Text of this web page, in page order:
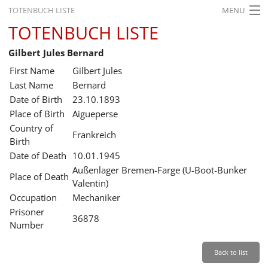
TOTENBUCH LISTE MENU
STARTSEITE
AUSSTELLUNGEN
GESCHICHTE
BILDUNG
FORSCHUNG
SERVICE
Leichte Sprache Back
Leichte
Deutsch
TOTENBUCH LISTE
Gilbert Jules Bernard
First Name
Gilbert Jules
Last Name
Bernard
Date of Birth
23.10.1893
Place of Birth
Aigueperse
Country of
Birth
Frankreich
Date of Death 10.01.1945
Place of Death
Außenlager Bremen-Farge (U-Boot-Bunker
Valentin)
Occupation
Mechaniker
Prisoner
Number
36878
Back to list